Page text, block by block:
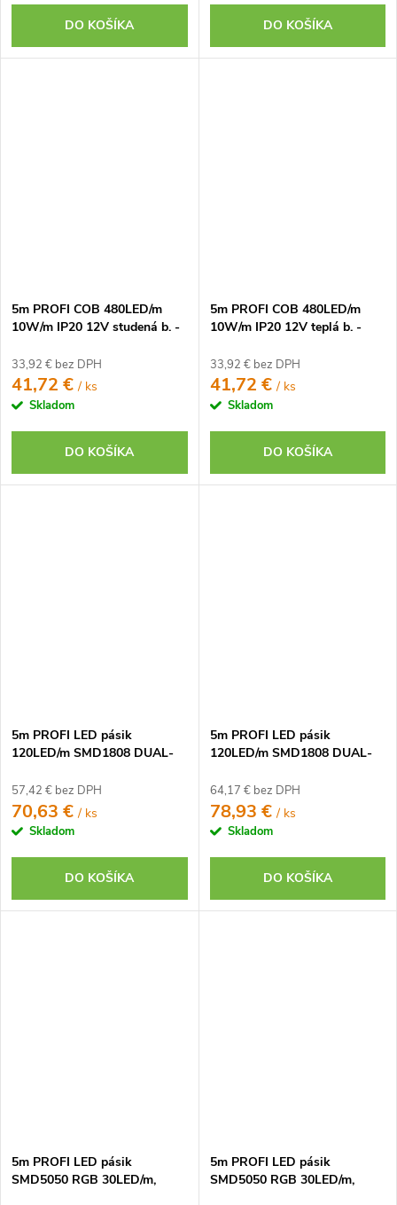
DO KOŠÍKA DO KOŠÍKA
5m PROFI COB 480LED/m
10W/m IP20 12V studená b. -
33,92 € bez DPH
41,72 €/ ks
Skladom
DO KOŠÍKA
5m PROFI COB 480LED/m
10W/m IP20 12V teplá b. -
33,92 € bez DPH
41,72 €/ ks
Skladom
DO KOŠÍKA
5m PROFI LED pásik
120LED/m SMD1808 DUAL-
sada
57,42 € bez DPH
70,63 €/ ks
Skladom
DO KOŠÍKA
5m PROFI LED pásik
120LED/m SMD1808 DUAL-
sada
64,17 € bez DPH
78,93 €/ ks
Skladom
DO KOŠÍKA
5m PROFI LED pásik
SMD5050 RGB 30LED/m,
5m PROFI LED pásik
SMD5050 RGB 30LED/m,